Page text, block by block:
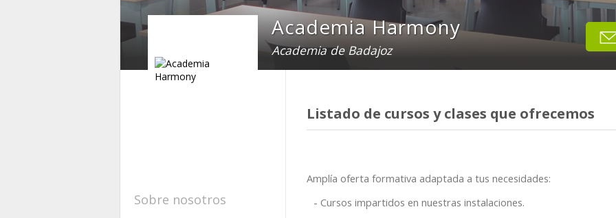
Academia Harmony
Academia de Badajoz
Sobre nosotros
Listado de cursos y clases que ofrecemos
Amplía oferta formativa adaptada a tus necesidades:
Cursos impartidos en nuestras instalaciones.